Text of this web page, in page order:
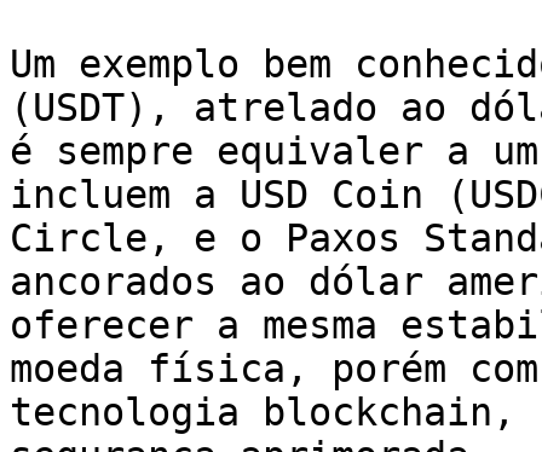
Um exemplo bem
(USDT), atrelado ao
é sempre equivaler a
incluem a USD Coin
Circle, e o Paxos
ancorados ao dólar
oferecer a mesma
moeda física, porém
tecnologia blockchain,